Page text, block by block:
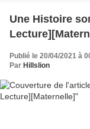
Une Histoire
Publié le 20/04/2021 à
Par Hillslion